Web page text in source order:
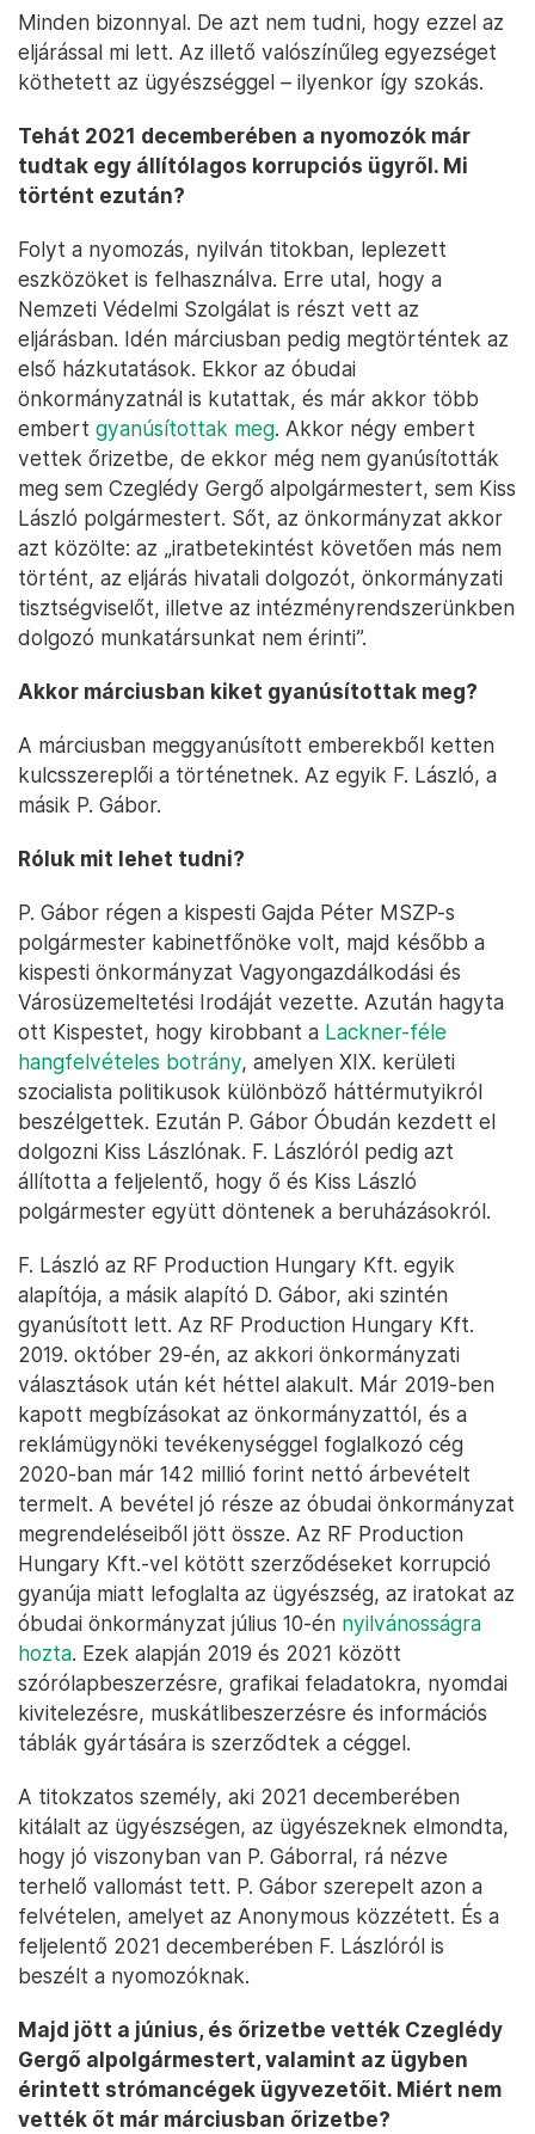
Minden bizonnyal. De azt nem tudni, hogy ezzel az
eljárással mi lett. Az illető valószínűleg egyezséget
köthetett az ügyészséggel – ilyenkor így szokás.
Tehát 2021 decemberében a nyomozók már
tudtak egy állítólagos korrupciós ügyről. Mi
történt ezután?
Folyt a nyomozás, nyilván titokban, leplezett
eszközöket is felhasználva. Erre utal, hogy a
Nemzeti Védelmi Szolgálat is részt vett az
eljárásban. Idén márciusban pedig megtörténtek az
első házkutatások. Ekkor az óbudai
önkormányzatnál is kutattak, és már akkor több
embert gyanúsítottak meg. Akkor négy embert
vettek őrizetbe, de ekkor még nem gyanúsították
meg sem Czeglédy Gergő alpolgármestert, sem Kiss
László polgármestert. Sőt, az önkormányzat akkor
azt közölte: az „iratbetekintést követően más nem
történt, az eljárás hivatali dolgozót, önkormányzati
tisztségviselőt, illetve az intézményrendszerünkben
dolgozó munkatársunkat nem érinti”.
Akkor márciusban kiket gyanúsítottak meg?
A márciusban meggyanúsított emberekből ketten
kulcsszereplői a történetnek. Az egyik F. László, a
másik P. Gábor.
Róluk mit lehet tudni?
P. Gábor régen a kispesti Gajda Péter MSZP-s
polgármester kabinetfőnöke volt, majd később a
kispesti önkormányzat Vagyongazdálkodási és
Városüzemeltetési Irodáját vezette. Azután hagyta
ott Kispestet, hogy kirobbant a Lackner-féle
hangfelvételes botrány, amelyen XIX. kerületi
szocialista politikusok különböző háttérmutyikról
beszélgettek. Ezután P. Gábor Óbudán kezdett el
dolgozni Kiss Lászlónak. F. Lászlóról pedig azt
állította a feljelentő, hogy ő és Kiss László
polgármester együtt döntenek a beruházásokról.
F. László az RF Production Hungary Kft. egyik
alapítója, a másik alapító D. Gábor, aki szintén
gyanúsított lett. Az RF Production Hungary Kft.
2019. október 29-én, az akkori önkormányzati
választások után két héttel alakult. Már 2019-ben
kapott megbízásokat az önkormányzattól, és a
reklámügynöki tevékenységgel foglalkozó cég
2020-ban már 142 millió forint nettó árbevételt
termelt. A bevétel jó része az óbudai önkormányzat
megrendeléseiből jött össze. Az RF Production
Hungary Kft.-vel kötött szerződéseket korrupció
gyanúja miatt lefoglalta az ügyészség, az iratokat az
óbudai önkormányzat július 10-én nyilvánosságra
hozta. Ezek alapján 2019 és 2021 között
szórólapbeszerzésre, grafikai feladatokra, nyomdai
kivitelezésre, muskátlibeszerzésre és információs
táblák gyártására is szerződtek a céggel.
A titokzatos személy, aki 2021 decemberében
kitálalt az ügyészségen, az ügyészeknek elmondta,
hogy jó viszonyban van P. Gáborral, rá nézve
terhelő vallomást tett. P. Gábor szerepelt azon a
felvételen, amelyet az Anonymous közzétett. És a
feljelentő 2021 decemberében F. Lászlóról is
beszélt a nyomozóknak.
Majd jött a június, és őrizetbe vették Czeglédy
Gergő alpolgármestert, valamint az ügyben
érintett strómancégek ügyvezetőit. Miért nem
vették őt már márciusban őrizetbe?